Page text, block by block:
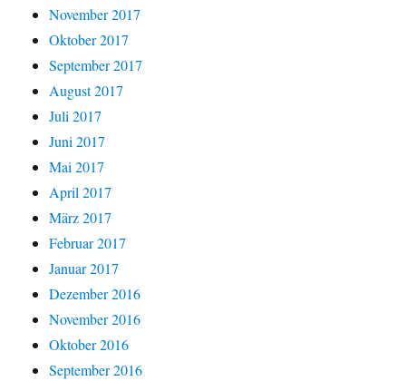
November 2017
Oktober 2017
September 2017
August 2017
Juli 2017
Juni 2017
Mai 2017
April 2017
März 2017
Februar 2017
Januar 2017
Dezember 2016
November 2016
Oktober 2016
September 2016